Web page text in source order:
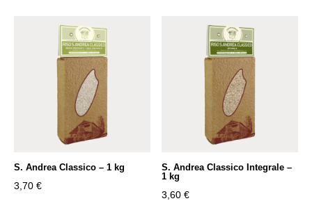
S. Andrea Classico – 1 kg
3,70 €
S. Andrea Classico Integrale –
1 kg
3,60€